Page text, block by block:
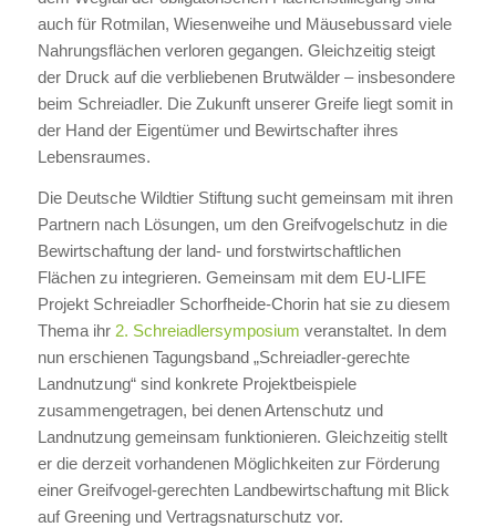
auch für Rotmilan, Wiesenweihe und Mäusebussard viele
Nahrungsflächen verloren gegangen. Gleichzeitig steigt
der Druck auf die verbliebenen Brutwälder – insbesondere
beim Schreiadler. Die Zukunft unserer Greife liegt somit in
der Hand der Eigentümer und Bewirtschafter ihres
Lebensraumes.
Die Deutsche Wildtier Stiftung sucht gemeinsam mit ihren
Partnern nach Lösungen, um den Greifvogelschutz in die
Bewirtschaftung der land- und forstwirtschaftlichen
Flächen zu integrieren. Gemeinsam mit dem EU-LIFE
Projekt Schreiadler Schorfheide-Chorin hat sie zu diesem
Thema ihr 2. Schreiadlersymposium veranstaltet. In dem
nun erschienen Tagungsband „Schreiadler-gerechte
Landnutzung“ sind konkrete Projektbeispiele
zusammengetragen, bei denen Artenschutz und
Landnutzung gemeinsam funktionieren. Gleichzeitig stellt
er die derzeit vorhandenen Möglichkeiten zur Förderung
einer Greifvogel-gerechten Landbewirtschaftung mit Blick
auf Greening und Vertragsnaturschutz vor.